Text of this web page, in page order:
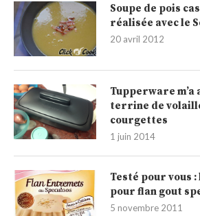
Soupe de pois
réalisée avec le
20 avril 2012
Tupperware
terrine de
courgettes
1 juin 2014
Testé pour vous
pour flan gout
5 novembre 2011